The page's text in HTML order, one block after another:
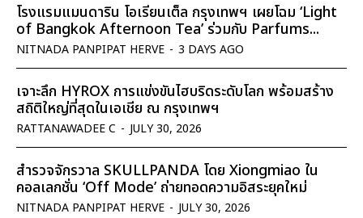
โรงแรมแมนดาริน โอเรียนเต็ล กรุงเทพฯ เผยโฉม ‘Light
of Bangkok Afternoon Tea’ ร่วมกับ Parfums...
NITNADA PANPIPAT HERVE - 3 DAYS AGO
เจาะลึก HYROX การแข่งขันไฮบริดระดับโลก พร้อมสร้าง
สถิติใหญ่ที่สุดในเอเชีย ณ กรุงเทพฯ
RATTANAWADEE C - JULY 30, 2026
สำรวจจักรวาล SKULLPANDA โดย Xiongmiao ใน
คอลเลกชั่น ‘Off Mode’ ถ่ายทอดความอิสระยุคใหม่
NITNADA PANPIPAT HERVE - JULY 30, 2026